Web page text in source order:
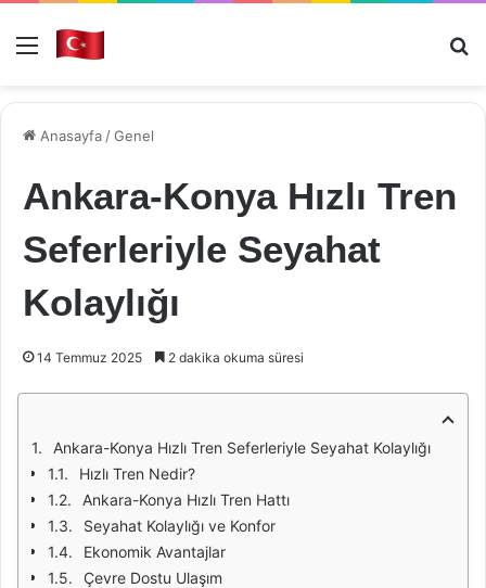
Menü
Anasayfa /Genel
Ankara-Konya Hızlı Tren
Seferleriyle Seyahat
Kolaylığı
14 Temmuz 2025 2 dakika okuma süresi
Ankara-Konya Hızlı Tren Seferleriyle Seyahat Kolaylığı
Hızlı Tren Nedir?
Ankara-Konya Hızlı Tren Hattı
Seyahat Kolaylığı ve Konfor
Ekonomik Avantajlar
Çevre Dostu Ulaşım